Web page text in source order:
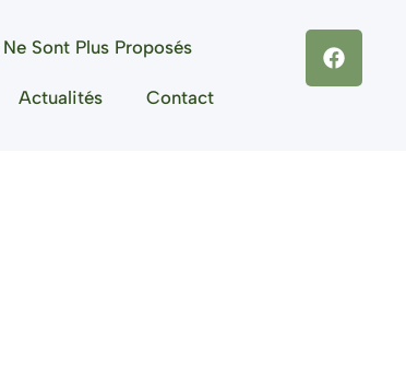
Sont Plus Proposés
Actualités Contact